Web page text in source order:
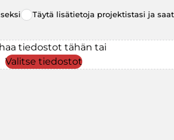
Täytä lisätietoja projektistasi ja
tiedostot tähän tai
Valitse tiedostot